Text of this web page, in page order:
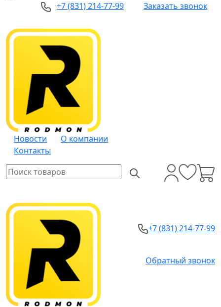
+7 (831) 214-77-99
Заказать звонок
Новости
О компании
Контакты
+7 (831) 214-77-99
Обратный звонок